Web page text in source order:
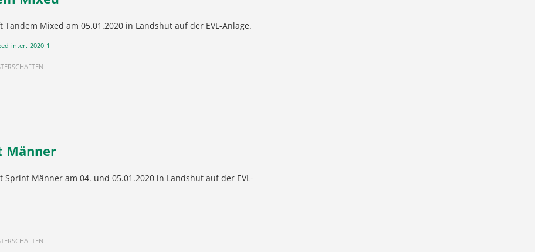
Mixed am 05.01.2020 in Landshut auf der EVL-Anlage.
inter.-2020-1
Männer
Männer am 04. und 05.01.2020 in Landshut auf der EVL-